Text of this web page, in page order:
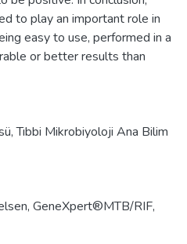
to play an important role in
easy to use, performed in a
or better results than
Tıbbi Mikrobiyoloji Ana Bilim
, GeneXpert®MTB/RIF,